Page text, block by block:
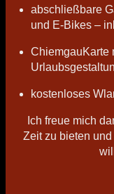
abschließbare
und E-Bikes –
ChiemgauKarte
kostenloses
Ich freue mich
Zeit zu bieten